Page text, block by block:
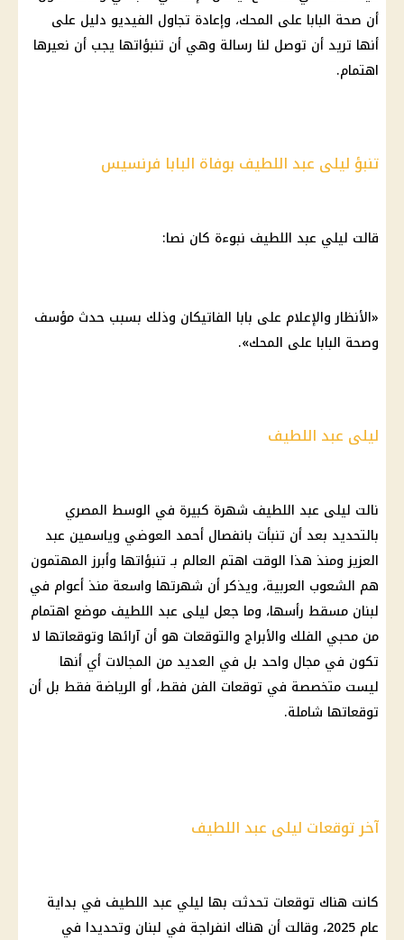
أن صحة البابا على المحك، وإعادة تجاول الفيديو دليل على
أنها تريد أن توصل لنا رسالة وهي أن تنبؤاتها يجب أن نعيرها
اهتمام.
تنبؤ ليلى عبد اللطيف بوفاة البابا فرنسيس
قالت ليلي عبد اللطيف نبوءة كان نصا:
«الأنظار والإعلام على بابا الفاتيكان وذلك بسبب حدث مؤسف
وصحة البابا على المحك».
ليلى عبد اللطيف
نالت ليلى عبد اللطيف شهرة كبيرة في الوسط المصري
بالتحديد بعد أن تنبأت بانفصال أحمد العوضي وياسمين عبد
العزيز ومنذ هذا الوقت اهتم العالم بـ تنبؤاتها وأبرز المهتمون
هم الشعوب العربية، ويذكر أن شهرتها واسعة منذ أعوام في
لبنان مسقط رأسها، وما جعل ليلى عبد اللطيف موضع اهتمام
من محبي الفلك والأبراج والتوقعات هو أن آرائها وتوقعاتها لا
تكون في مجال واحد بل في العديد من المجالات أي أنها
ليست متخصصة في توقعات الفن فقط، أو الرياضة فقط بل أن
توقعاتها شاملة.
آخر توقعات ليلى عبد اللطيف
كانت هناك توقعات تحدثت بها ليلي عبد اللطيف في بداية
عام 2025، وقالت أن هناك انفراجة في لبنان وتحديدا في